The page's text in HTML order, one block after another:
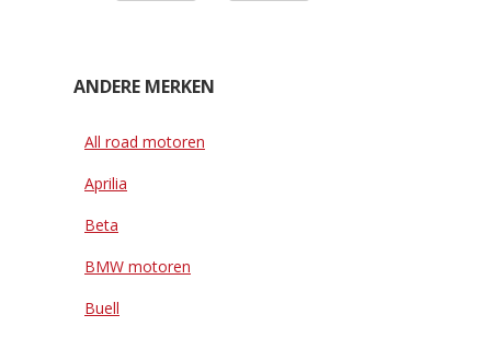
ANDERE MERKEN
All road motoren
Aprilia
Beta
BMW motoren
Buell